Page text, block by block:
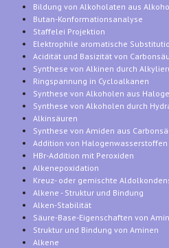
Bildung von Alkoholaten aus
Butan-Konformationsanalyse
Staffelei Projektion
Elektrophile aromatische
Acidität und Basizität von
Synthese von Alkinen durch
Ringspannung in Cycloalkanen
Synthese von Alkoholen aus
Synthese von Alkoholen durch
Alkinsäuren
Synthese von Amiden aus
Addition von Halogenwasserstoffen
HBr-Addition mit Peroxiden
Alkenepoxidation
Kreuz- oder gemischte
Alkene - Struktur und Bindung
Alken-Stabilität
Säure-Base-Eigenschaften von
Struktur und Bindung von Aminen
Alkene